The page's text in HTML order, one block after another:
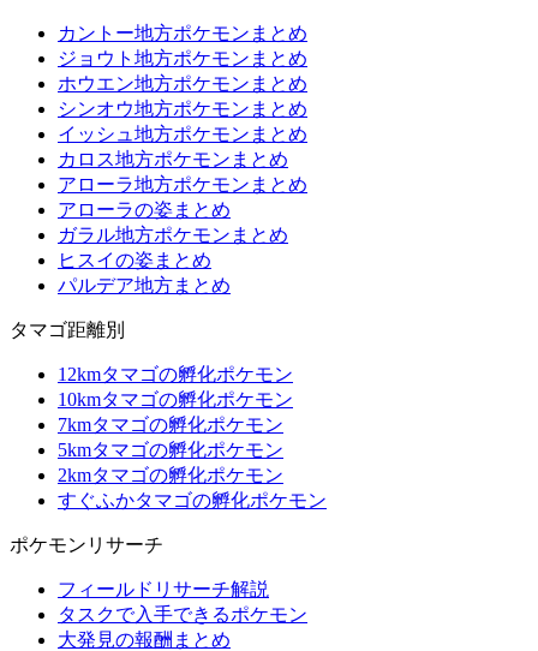
カントー地方ポケモンまとめ
ジョウト地方ポケモンまとめ
ホウエン地方ポケモンまとめ
シンオウ地方ポケモンまとめ
イッシュ地方ポケモンまとめ
カロス地方ポケモンまとめ
アローラ地方ポケモンまとめ
アローラの姿まとめ
ガラル地方ポケモンまとめ
ヒスイの姿まとめ
パルデア地方まとめ
タマゴ距離別
12kmタマゴの孵化ポケモン
10kmタマゴの孵化ポケモン
7kmタマゴの孵化ポケモン
5kmタマゴの孵化ポケモン
2kmタマゴの孵化ポケモン
すぐふかタマゴの孵化ポケモン
ポケモンリサーチ
フィールドリサーチ解説
タスクで入手できるポケモン
大発見の報酬まとめ